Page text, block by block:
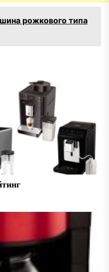
рожкового типа